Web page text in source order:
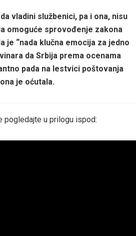
vladini službenici, pa i ona, nisu
omoguće sprovođenje zakona
je “nada klučna emocija za jedno
da Srbija prema ocenama
pada na lestvici poštovanja
je oćutala.
pogledajte u prilogu ispod: